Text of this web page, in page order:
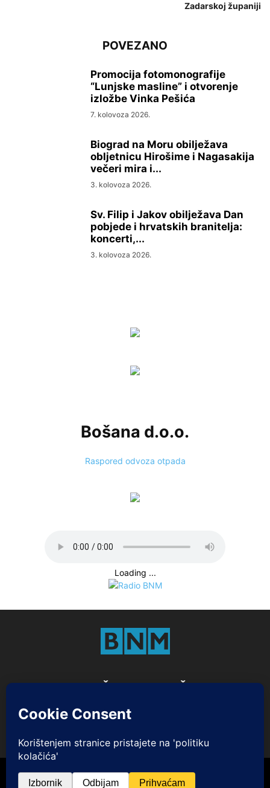
Zadarskoj županiji
POVEZANO
Promocija fotomonografije
“Lunjske masline” i otvorenje
izložbe Vinka Pešića
7. kolovoza 2026.
Biograd na Moru obilježava
obljetnicu Hirošime i Nagasakija
večeri mira i...
3. kolovoza 2026.
Sv. Filip i Jakov obilježava Dan
pobjede i hrvatskih branitelja:
koncerti,...
3. kolovoza 2026.
Bošana d.o.o.
Raspored odvoza otpada
Loading ...
DRUŠTVENE MREŽE
Marketing Impresum i Pristup informacijama